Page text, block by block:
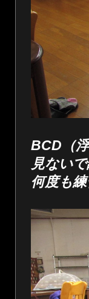
BCD（
見ない
何度も練